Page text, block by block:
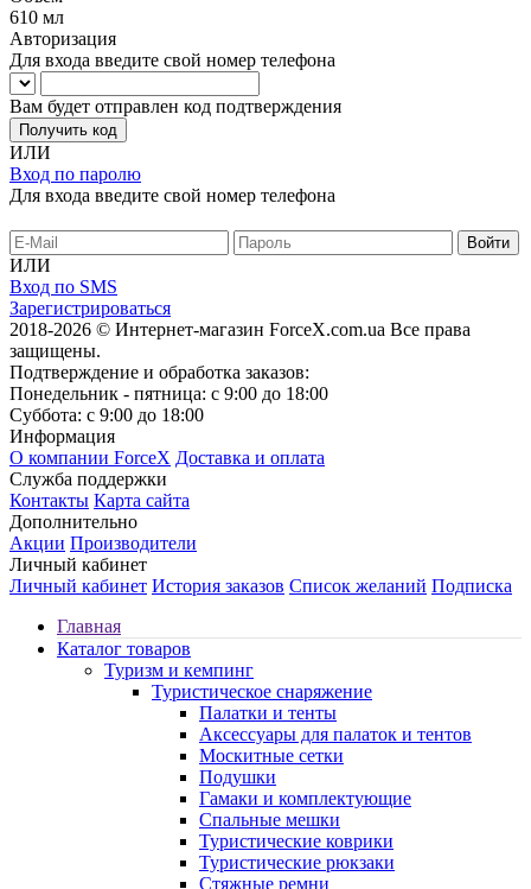
610 мл
Авторизация
Для входа введите свой номер телефона
Вам будет отправлен код подтверждения
Получить код
ИЛИ
Вход по паролю
Для входа введите свой номер телефона
ИЛИ
Вход по SMS
Зарегистрироваться
2018-2026 © Интернет-магазин ForceX.com.ua Все права
защищены.
Подтверждение и обработка заказов:
Понедельник - пятница: с 9:00 до 18:00
Суббота: с 9:00 до 18:00
Информация
О компании ForceX Доставка и оплата
Служба поддержки
Контакты Карта сайта
Дополнительно
Акции Производители
Личный кабинет
Личный кабинет История заказов Список желаний Подписка
Главная
Каталог товаров
Туризм и кемпинг
Туристическое снаряжение
Палатки и тенты
Аксессуары для палаток и тентов
Москитные сетки
Подушки
Гамаки и комплектующие
Спальные мешки
Туристические коврики
Туристические рюкзаки
Стяжные ремни